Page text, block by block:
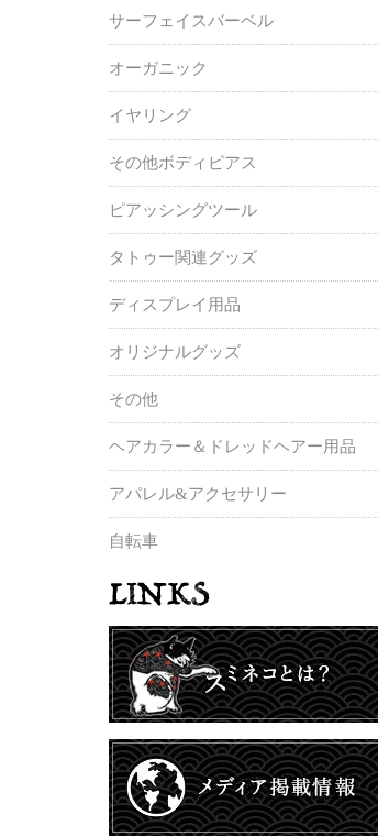
サーフェイスバーベル
オーガニック
イヤリング
その他ボディピアス
ピアッシングツール
タトゥー関連グッズ
ディスプレイ用品
オリジナルグッズ
その他
ヘアカラー＆ドレッドヘアー用品
アパレル&アクセサリー
自転車